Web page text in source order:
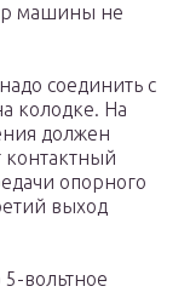
машины не
соединить с
колодке. На
должен
контактный
опорного
выход
5-вольтное